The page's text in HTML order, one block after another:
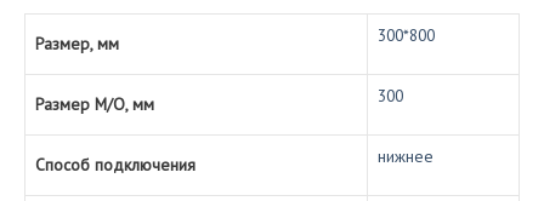
Размер, мм 300*800
Размер М/О, мм 300
Способ подключения нижнее